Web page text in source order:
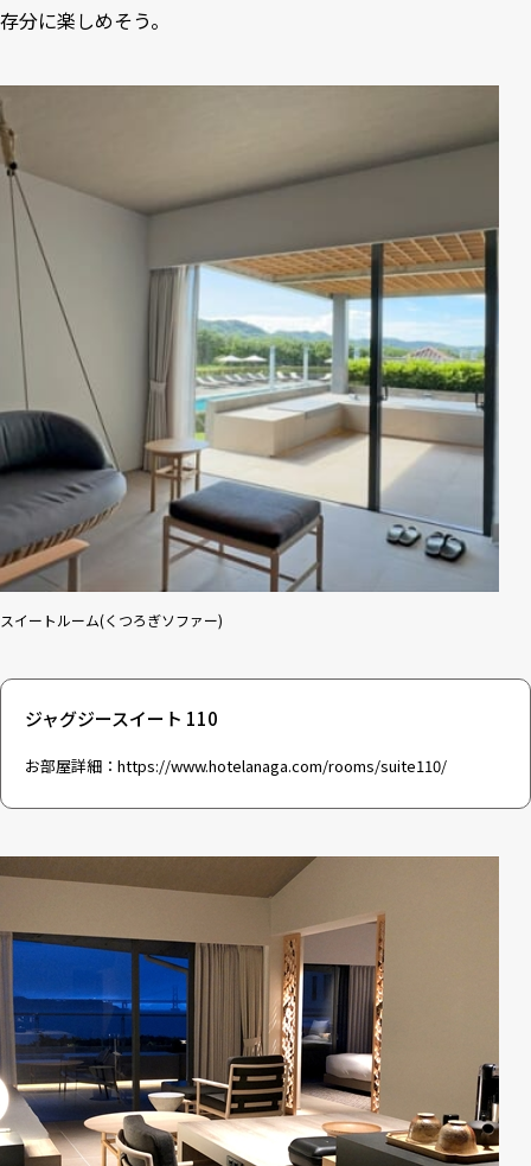
存分に楽しめそう。
スイートルーム(くつろぎソファー)
ジャグジースイート 110
お部屋詳細： https://www.hotelanaga.com/rooms/suite110/